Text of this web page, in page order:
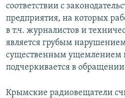
соответствии с
предприятия, на которых
в т.ч. журналистов и
является грубым
существенным ущемлением
подчеркивается в
Крымские радиовещатели